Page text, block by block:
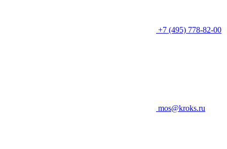
+7 (495) 778-82-00
mos@kroks.ru